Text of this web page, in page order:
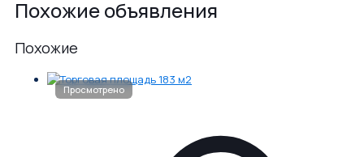
Похожие объявления
Похожие